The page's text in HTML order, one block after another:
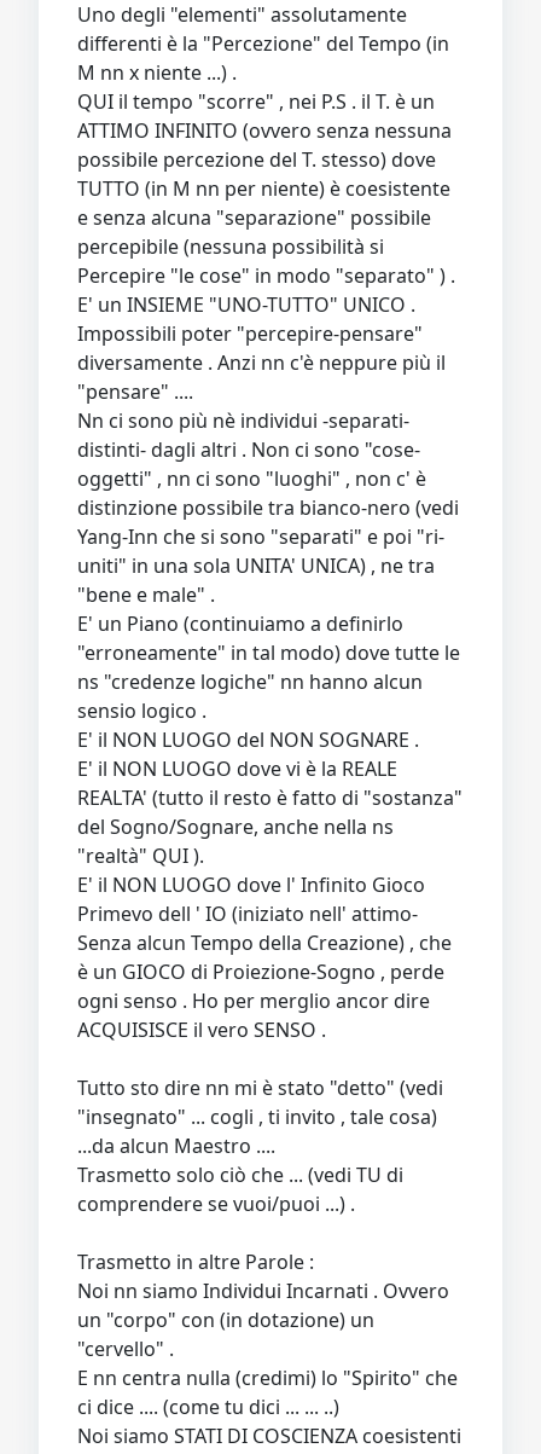
Uno degli "elementi" assolutamente
differenti è la "Percezione" del Tempo (in
M nn x niente ...) .
QUI il tempo "scorre" , nei P.S . il T. è un
ATTIMO INFINITO (ovvero senza nessuna
possibile percezione del T. stesso) dove
TUTTO (in M nn per niente) è coesistente
e senza alcuna "separazione" possibile
percepibile (nessuna possibilità si
Percepire "le cose" in modo "separato" ) .
E' un INSIEME "UNO-TUTTO" UNICO .
Impossibili poter "percepire-pensare"
diversamente . Anzi nn c'è neppure più il
"pensare" ....
Nn ci sono più nè individui -separati-
distinti- dagli altri . Non ci sono "cose-
oggetti" , nn ci sono "luoghi" , non c' è
distinzione possibile tra bianco-nero (vedi
Yang-Inn che si sono "separati" e poi "ri-
uniti" in una sola UNITA' UNICA) , ne tra
"bene e male" .
E' un Piano (continuiamo a definirlo
"erroneamente" in tal modo) dove tutte le
ns "credenze logiche" nn hanno alcun
sensio logico .
E' il NON LUOGO del NON SOGNARE .
E' il NON LUOGO dove vi è la REALE
REALTA' (tutto il resto è fatto di "sostanza"
del Sogno/Sognare, anche nella ns
"realtà" QUI ).
E' il NON LUOGO dove l' Infinito Gioco
Primevo dell ' IO (iniziato nell' attimo-
Senza alcun Tempo della Creazione) , che
è un GIOCO di Proiezione-Sogno , perde
ogni senso . Ho per merglio ancor dire
ACQUISISCE il vero SENSO .
Tutto sto dire nn mi è stato "detto" (vedi
"insegnato" ... cogli , ti invito , tale cosa)
...da alcun Maestro ....
Trasmetto solo ciò che ... (vedi TU di
comprendere se vuoi/puoi ...) .
Trasmetto in altre Parole :
Noi nn siamo Individui Incarnati . Ovvero
un "corpo" con (in dotazione) un
"cervello" .
E nn centra nulla (credimi) lo "Spirito" che
ci dice .... (come tu dici ... ... ..)
Noi siamo STATI DI COSCIENZA coesistenti